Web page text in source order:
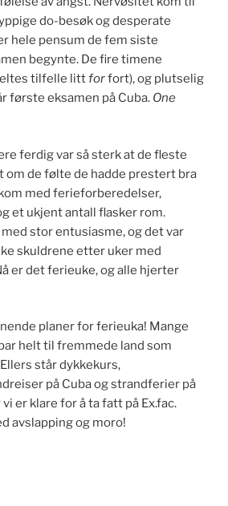
do-besøk og desperate
hele pensum de fem siste
begynte. De fire timene
tilfelle littforfort), og plutselig
første eksamen på Cuba. One
ferdig var så sterk at de fleste
om de følte de hadde prestert bra
med ferieforberedelser,
et ukjent antall flasker rom.
stor entusiasme, og det var
skuldrene etter uker med
er det ferieuke, og alle hjerter
planer for ferieuka! Mange
helt til fremmede land som
står dykkekurs,
på Cuba og strandferier på
er klare for å ta fatt på Ex.fac.
avslapping og moro!